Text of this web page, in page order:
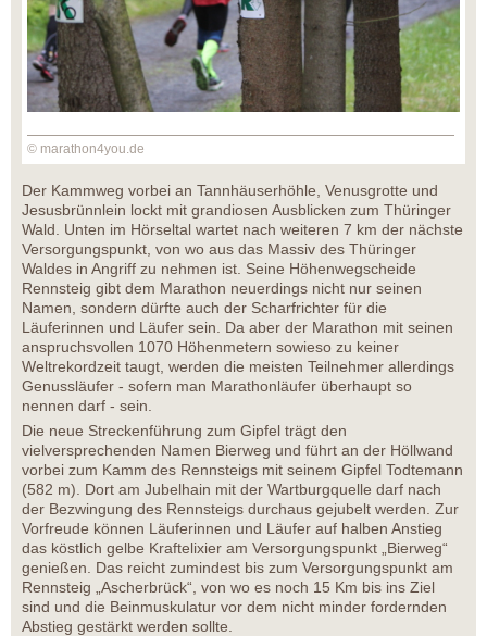
© marathon4you.de
Der Kammweg vorbei an Tannhäuserhöhle, Venusgrotte und
Jesusbrünnlein lockt mit grandiosen Ausblicken zum Thüringer
Wald. Unten im Hörseltal wartet nach weiteren 7 km der nächste
Versorgungspunkt, von wo aus das Massiv des Thüringer
Waldes in Angriff zu nehmen ist. Seine Höhenwegscheide
Rennsteig gibt dem Marathon neuerdings nicht nur seinen
Namen, sondern dürfte auch der Scharfrichter für die
Läuferinnen und Läufer sein. Da aber der Marathon mit seinen
anspruchsvollen 1070 Höhenmetern sowieso zu keiner
Weltrekordzeit taugt, werden die meisten Teilnehmer allerdings
Genussläufer - sofern man Marathonläufer überhaupt so
nennen darf - sein.
Die neue Streckenführung zum Gipfel trägt den
vielversprechenden Namen Bierweg und führt an der Höllwand
vorbei zum Kamm des Rennsteigs mit seinem Gipfel Todtemann
(582 m). Dort am Jubelhain mit der Wartburgquelle darf nach
der Bezwingung des Rennsteigs durchaus gejubelt werden. Zur
Vorfreude können Läuferinnen und Läufer auf halben Anstieg
das köstlich gelbe Kraftelixier am Versorgungspunkt „Bierweg“
genießen. Das reicht zumindest bis zum Versorgungspunkt am
Rennsteig „Ascherbrück“, von wo es noch 15 Km bis ins Ziel
sind und die Beinmuskulatur vor dem nicht minder fordernden
Abstieg gestärkt werden sollte.